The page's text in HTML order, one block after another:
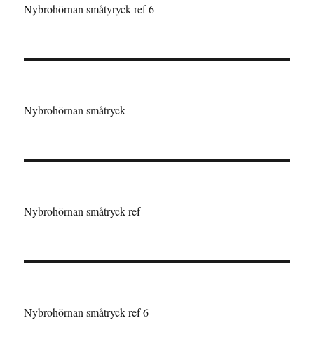
Nybrohörnan småtyryck ref 6
Nybrohörnan småtryck
Nybrohörnan småtryck ref
Nybrohörnan småtryck ref 6